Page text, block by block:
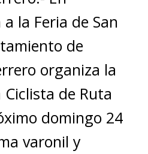
r Li
n
k
la Feria de San
de
organiza la
de Ruta
domingo 24
varonil y